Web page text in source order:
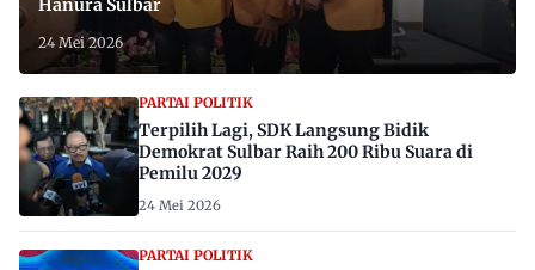
Hanura Sulbar
24 Mei 2026
PARTAI POLITIK
Terpilih Lagi, SDK Langsung Bidik
Demokrat Sulbar Raih 200 Ribu Suara di
Pemilu 2029
24 Mei 2026
PARTAI POLITIK